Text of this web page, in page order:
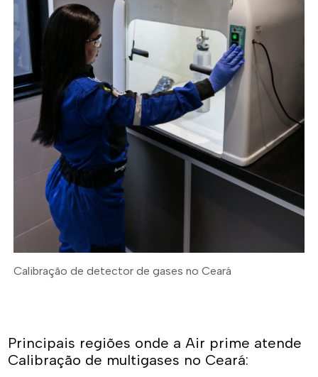
Calibração de detector de gases no Ceará
Principais regiões onde a Air prime atende
Calibração de multigases no Ceará: